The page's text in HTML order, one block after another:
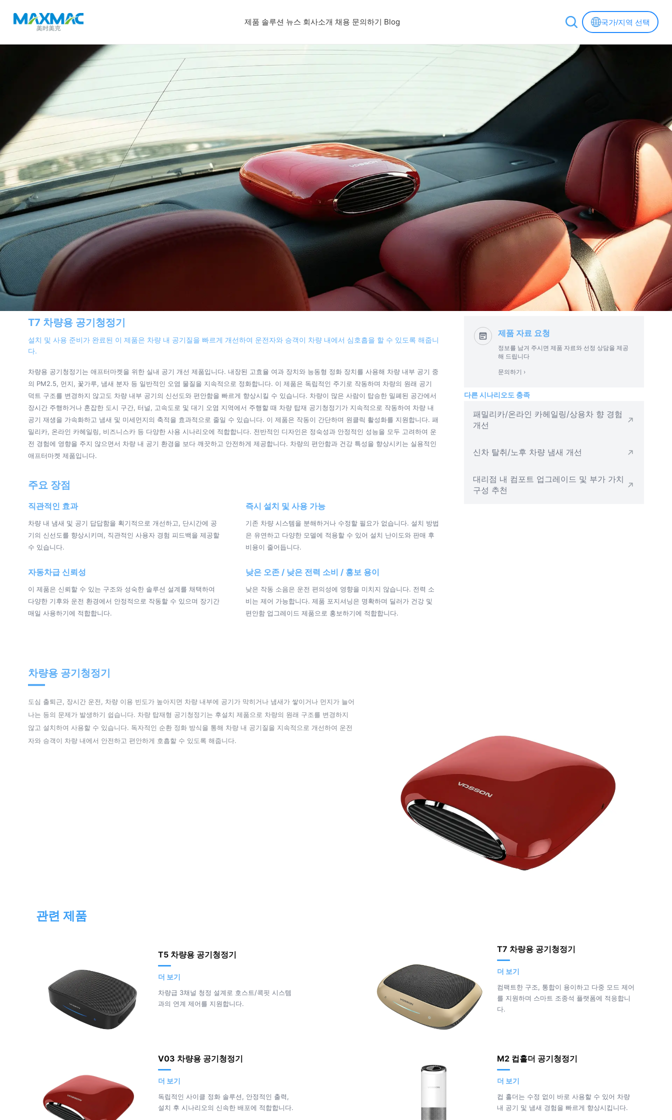
제품 솔루션 뉴스 회사소개 채용 문의하기 Blog 국가/지역 선택
T7 차량용 공기청정기
설치 및 사용 준비가 완료된 이 제품은 차량 내 공기질을 빠르게 개선하여 운전자와 승객이 차량 내에서 심호흡을 할 수 있도록 해줍니
다.
차량용 공기청정기는 애프터마켓을 위한 실내 공기 개선 제품입니다. 내장된 고효율 여과 장치와 능동형 정화 장치를 사용해 차량 내부 공기 중
의 PM2.5, 먼지, 꽃가루, 냄새 분자 등 일반적인 오염 물질을 지속적으로 정화합니다. 이 제품은 독립적인 주기로 작동하며 차량의 원래 공기
덕트 구조를 변경하지 않고도 차량 내부 공기의 신선도와 편안함을 빠르게 향상시킬 수 있습니다. 차량이 많은 사람이 탑승한 밀폐된 공간에서
장시간 주행하거나 혼잡한 도시 구간, 터널, 고속도로 및 대기 오염 지역에서 주행할 때 차량 탑재 공기청정기가 지속적으로 작동하여 차량 내
공기 재생을 가속화하고 냄새 및 미세먼지의 축적을 효과적으로 줄일 수 있습니다. 이 제품은 작동이 간단하며 원클릭 활성화를 지원합니다. 패
밀리카, 온라인 카헤일링, 비즈니스카 등 다양한 사용 시나리오에 적합합니다. 전반적인 디자인은 정숙성과 안정적인 성능을 모두 고려하여 운
전 경험에 영향을 주지 않으면서 차량 내 공기 환경을 보다 깨끗하고 안전하게 제공합니다. 차량의 편안함과 건강 특성을 향상시키는 실용적인
애프터마켓 제품입니다.
주요 장점
직관적인 효과
차량 내 냄새 및 공기 답답함을 획기적으로 개선하고, 단시간에 공
기의 신선도를 향상시키며, 직관적인 사용자 경험 피드백을 제공할
수 있습니다.
즉시 설치 및 사용 가능
기존 차량 시스템을 분해하거나 수정할 필요가 없습니다. 설치 방법
은 유연하고 다양한 모델에 적용할 수 있어 설치 난이도와 판매 후
비용이 줄어듭니다.
자동차급 신뢰성
이 제품은 신뢰할 수 있는 구조와 성숙한 솔루션 설계를 채택하여
다양한 기후와 운전 환경에서 안정적으로 작동할 수 있으며 장기간
매일 사용하기에 적합합니다.
낮은 오존 / 낮은 전력 소비 / 홍보 용이
낮은 작동 소음은 운전 편의성에 영향을 미치지 않습니다. 전력 소
비는 제어 가능합니다. 제품 포지셔닝은 명확하며 딜러가 건강 및
편안함 업그레이드 제품으로 홍보하기에 적합합니다.
제품 자료 요청
정보를 남겨 주시면 제품 자료와 선정 상담을 제공
해 드립니다
문의하기 ›
다른 시나리오도 충족
패밀리카/온라인 카헤일링/상용차 향 경험
개선
신차 탈취/노후 차량 냄새 개선
대리점 내 컴포트 업그레이드 및 부가 가치
구성 추천
차량용 공기청정기
도심 출퇴근, 장시간 운전, 차량 이용 빈도가 높아지면 차량 내부에 공기가 막히거나 냄새가 쌓이거나 먼지가 늘어
나는 등의 문제가 발생하기 쉽습니다. 차량 탑재형 공기청정기는 후설치 제품으로 차량의 원래 구조를 변경하지
않고 설치하여 사용할 수 있습니다. 독자적인 순환 정화 방식을 통해 차량 내 공기질을 지속적으로 개선하여 운전
자와 승객이 차량 내에서 안전하고 편안하게 호흡할 수 있도록 해줍니다.
관련 제품
T5 차량용 공기청정기
더 보기
차량급 3채널 청정 설계로 호스트/콕핏 시스템
과의 연계 제어를 지원합니다.
T7 차량용 공기청정기
더 보기
컴팩트한 구조, 통합이 용이하고 다중 모드 제어
를 지원하며 스마트 조종석 플랫폼에 적응합니
다.
V03 차량용 공기청정기
더 보기
독립적인 사이클 정화 솔루션, 안정적인 출력,
설치 후 시나리오의 신속한 배포에 적합합니다.
M2 컵홀더 공기청정기
더 보기
컵 홀더는 수정 없이 바로 사용할 수 있어 차량
내 공기 및 냄새 경험을 빠르게 향상시킵니다.